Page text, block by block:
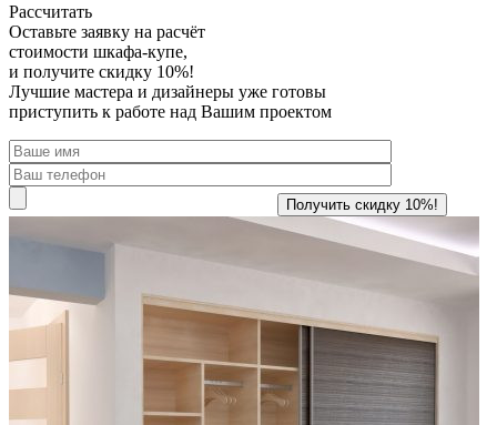
Рассчитать
Оставьте заявку на расчёт
стоимости шкафа-купе,
и получите скидку 10%!
Лучшие мастера и дизайнеры уже готовы
приступить к работе над Вашим проектом